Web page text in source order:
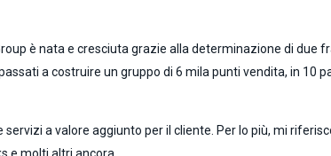
è nata e cresciuta grazie alla determinazione di due
a costruire un gruppo di 6 mila punti vendita, in 10
a valore aggiunto per il cliente. Per lo più, mi